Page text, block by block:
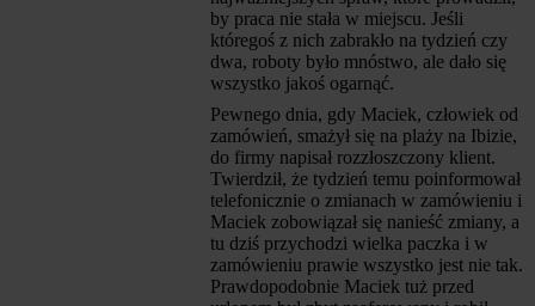
by praca nie stała w miejscu. Jeśli
któregoś z nich zabrakło na tydzień czy
dwa, roboty było mnóstwo, ale dało się
wszystko jakoś ogarnąć.
Pewnego dnia, gdy Maciek, człowiek od
zamówień, smażył się na plaży na Ibizie,
do firmy napisał rozzłoszczony klient.
Twierdził, że tydzień temu poinformował
telefonicznie o zmianach w zamówieniu i
Maciek zobowiązał się nanieść zmiany, a
tu dziś przychodzi wielka paczka i w
zamówieniu prawie wszystko jest nie tak.
Prawdopodobnie Maciek tuż przed